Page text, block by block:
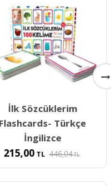
İlk Sözcüklerim
Flashcards- Türkçe
İngilizce
215,00 TL 446,04TL